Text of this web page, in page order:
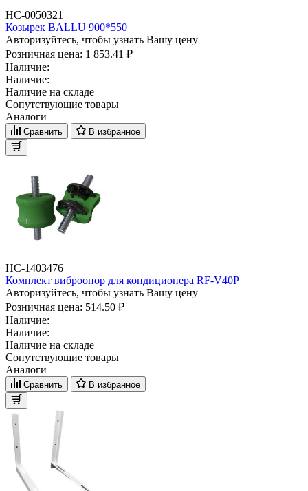
НС-0050321
Козырек BALLU 900*550
Авторизуйтесь, чтобы узнать Вашу цену
Розничная цена: 1 853.41 ₽
Наличие:
Наличие:
Наличие на складе
Сопутствующие товары
Аналоги
Сравнить В избранное
НС-1403476
Комплект виброопор для кондиционера RF-V40P
Авторизуйтесь, чтобы узнать Вашу цену
Розничная цена: 514.50 ₽
Наличие:
Наличие:
Наличие на складе
Сопутствующие товары
Аналоги
Сравнить В избранное